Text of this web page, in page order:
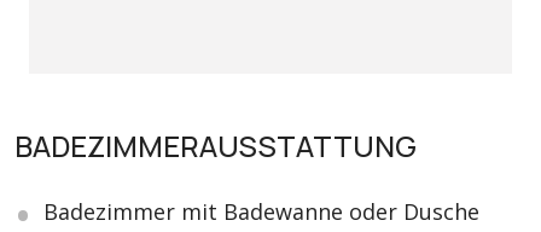
BADEZIMMERAUSSTATTUNG
Badezimmer mit Badewanne oder Dusche